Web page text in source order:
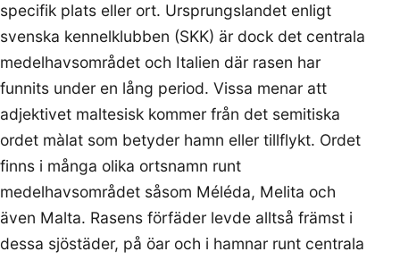
specifik plats eller ort. Ursprungslandet enligt
svenska kennelklubben (SKK) är dock det centrala
medelhavsområdet och Italien där rasen har
funnits under en lång period. Vissa menar att
adjektivet maltesisk kommer från det semitiska
ordet màlat som betyder hamn eller tillflykt. Ordet
finns i många olika ortsnamn runt
medelhavsområdet såsom Méléda, Melita och
även Malta. Rasens förfäder levde alltså främst i
dessa sjöstäder, på öar och i hamnar runt centrala